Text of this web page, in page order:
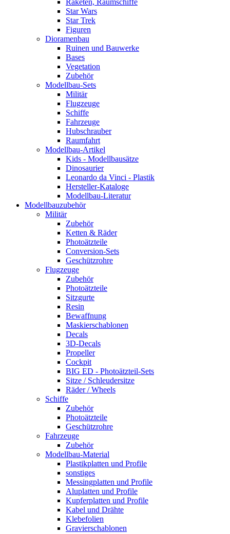
Raketen, Raumschiffe
Star Wars
Star Trek
Figuren
Dioramenbau
Ruinen und Bauwerke
Bases
Vegetation
Zubehör
Modellbau-Sets
Militär
Flugzeuge
Schiffe
Fahrzeuge
Hubschrauber
Raumfahrt
Modellbau-Artikel
Kids - Modellbausätze
Dinosaurier
Leonardo da Vinci - Plastik
Hersteller-Kataloge
Modellbau-Literatur
Modellbauzubehör
Militär
Zubehör
Ketten & Räder
Photoätzteile
Conversion-Sets
Geschützrohre
Flugzeuge
Zubehör
Photoätzteile
Sitzgurte
Resin
Bewaffnung
Maskierschablonen
Decals
3D-Decals
Propeller
Cockpit
BIG ED - Photoätzteil-Sets
Sitze / Schleudersitze
Räder / Wheels
Schiffe
Zubehör
Photoätzteile
Geschützrohre
Fahrzeuge
Zubehör
Modellbau-Material
Plastikplatten und Profile
sonstiges
Messingplatten und Profile
Aluplatten und Profile
Kupferplatten und Profile
Kabel und Drähte
Klebefolien
Gravierschablonen